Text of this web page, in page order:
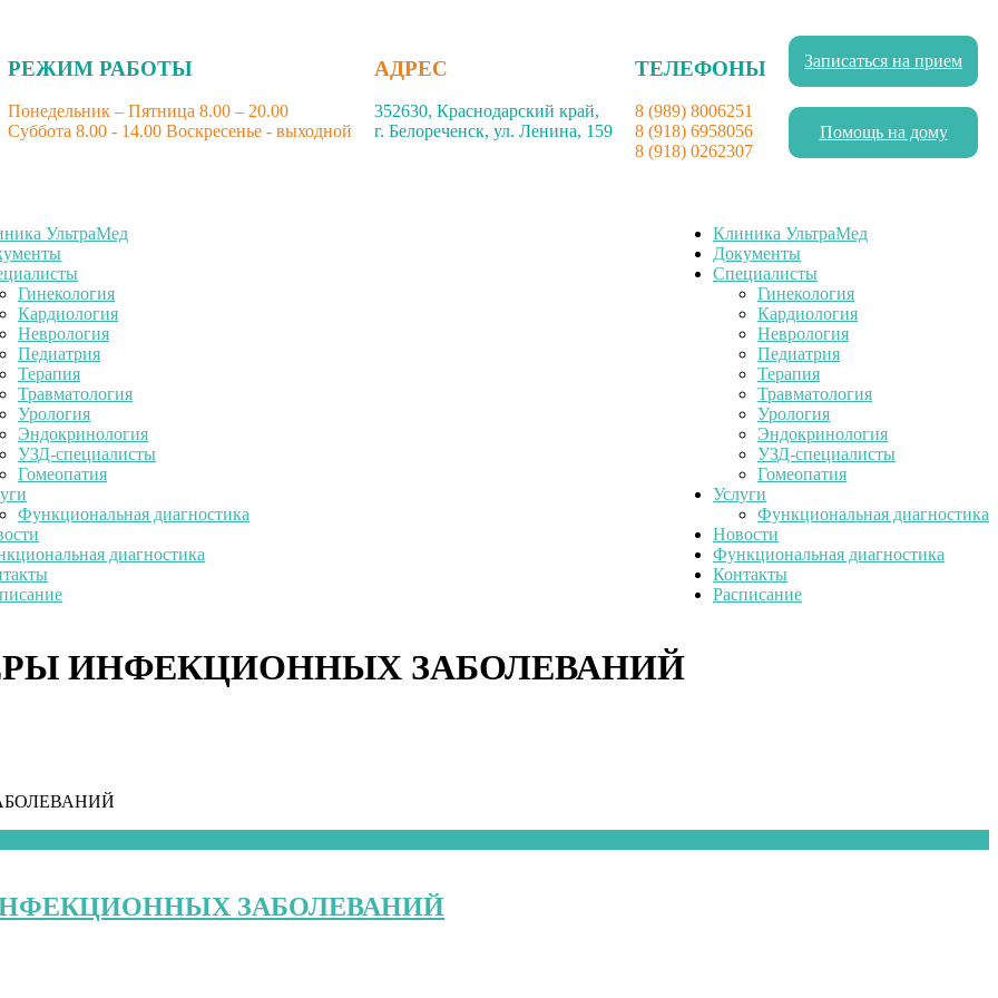
РЕЖИМ РАБОТЫ
Понедельник – Пятница 8.00 – 20.00
Суббота 8.00 - 14.00 Воскресенье - выходной
АДРЕС
352630, Краснодарский край,
г. Белореченск, ул. Ленина, 159
ТЕЛЕФОНЫ
8 (989) 8006251
8 (918) 6958056
8 (918) 0262307
Записаться на прием
Помощь на дому
УльтраМед
Гинекология
Кардиология
Неврология
Педиатрия
Терапия
Травматология
Урология
Эндокринология
УЗД-специалисты
Гомеопатия
Функциональная диагностика
диагностика
Клиника УльтраМед
Документы
Специалисты
Гинекология
Кардиология
Неврология
Педиатрия
Терапия
Травматология
Урология
Эндокринология
УЗД-специалисты
Гомеопатия
Услуги
Функциональная диагностика
Новости
Функциональная диагностика
Контакты
Расписание
ИНФЕКЦИОННЫХ ЗАБОЛЕВАНИЙ
ЗАБОЛЕВАНИЙ